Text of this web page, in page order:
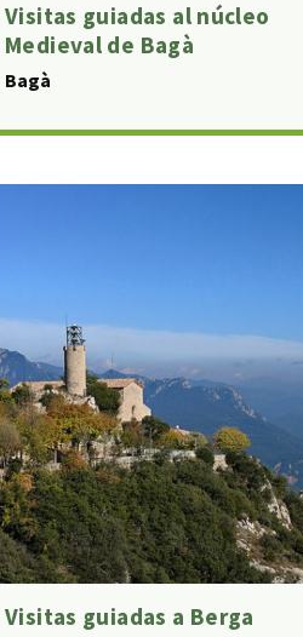
Visitas guiadas al núcleo
Medieval de Bagà
Bagà
Visitas guiadas a Berga